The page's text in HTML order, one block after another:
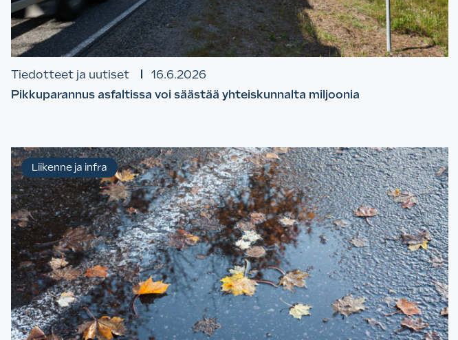
Tiedotteet ja uutiset
16.6.2026
Pikkuparannus asfaltissa voi säästää yhteiskunnalta miljoonia
Liikenne ja infra